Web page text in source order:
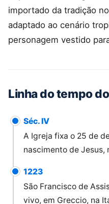
importado da tradição
adaptado ao cenário
personagem vestido
Linha do tempo
Séc. IV
A Igreja fixa o 25 de
nascimento de Jesus,
1223
São Francisco de
vivo, em Greccio, na